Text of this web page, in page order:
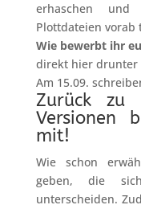
erhaschen
Plottdateien vorab
Wie bewerbt ihr
direkt hier drunter
Am 15.09.
Zurück zu
Versionen
mit!
Wie schon
geben, die
unterscheiden.